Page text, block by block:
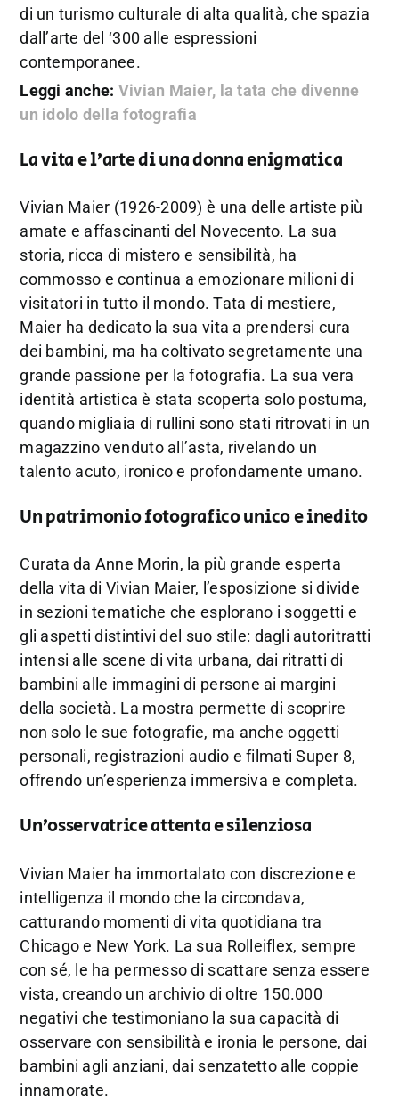
di un turismo culturale di alta qualità, che spazia
dall’arte del ‘300 alle espressioni
contemporanee.
Leggi anche: Vivian Maier, la tata che divenne
un idolo della fotografia
La vita e l’arte di una donna enigmatica
Vivian Maier (1926-2009) è una delle artiste più
amate e affascinanti del Novecento. La sua
storia, ricca di mistero e sensibilità, ha
commosso e continua a emozionare milioni di
visitatori in tutto il mondo. Tata di mestiere,
Maier ha dedicato la sua vita a prendersi cura
dei bambini, ma ha coltivato segretamente una
grande passione per la fotografia. La sua vera
identità artistica è stata scoperta solo postuma,
quando migliaia di rullini sono stati ritrovati in un
magazzino venduto all’asta, rivelando un
talento acuto, ironico e profondamente umano.
Un patrimonio fotografico unico e inedito
Curata da Anne Morin, la più grande esperta
della vita di Vivian Maier, l’esposizione si divide
in sezioni tematiche che esplorano i soggetti e
gli aspetti distintivi del suo stile: dagli autoritratti
intensi alle scene di vita urbana, dai ritratti di
bambini alle immagini di persone ai margini
della società. La mostra permette di scoprire
non solo le sue fotografie, ma anche oggetti
personali, registrazioni audio e filmati Super 8,
offrendo un’esperienza immersiva e completa.
Un’osservatrice attenta e silenziosa
Vivian Maier ha immortalato con discrezione e
intelligenza il mondo che la circondava,
catturando momenti di vita quotidiana tra
Chicago e New York. La sua Rolleiflex, sempre
con sé, le ha permesso di scattare senza essere
vista, creando un archivio di oltre 150.000
negativi che testimoniano la sua capacità di
osservare con sensibilità e ironia le persone, dai
bambini agli anziani, dai senzatetto alle coppie
innamorate.